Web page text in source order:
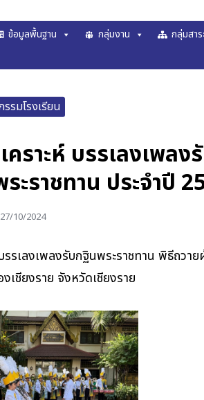
ข้อมูลพื้นฐาน กลุ่มงาน กลุ่มสาร
รรมโรงเรียน
ราะห์ บรรเลงเพล
ราชทาน ประจำปี
27/10/2024
รเลงเพลงรับกฐินพระราชทาน พิธีถวา
เชียงราย จังหวัดเชียงราย